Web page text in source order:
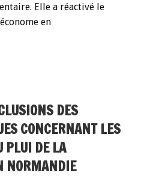
Elle a réactivé le
en
DES
CONCERNANT LES
PLUI DE LA
NORMANDIE